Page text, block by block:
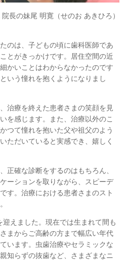
長の妹尾 明寛（せのお あきひろ）
のは、子どもの頃に歯科医師であ
とがきっかけです。居住空間の近
かいことはわからなかったのです
いう憧れを抱くようになりまし
治療を終えた患者さまの笑顔を見
を感じます。また、治療以外のこ
つて憧れを抱いた父や祖父のよう
ただいていると実感でき、嬉しく
正確な診断をするのはもちろん、
ーションを取りながら、スピーデ
す。治療における患者さまのスト
えました。現在では生まれて間も
まからご高齢の方まで幅広い年代
います。虫歯治療やセラミックな
知らずの抜歯など、さまざまなニ